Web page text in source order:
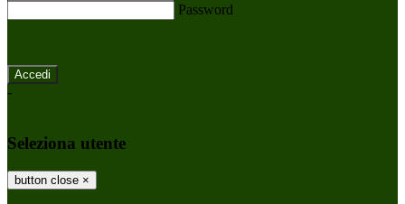
Password
-
Seleziona utente
button close ×